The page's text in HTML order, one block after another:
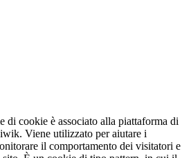
di cookie è associato alla piattaforma di
Viene utilizzato per aiutare i
il comportamento dei visitatori e